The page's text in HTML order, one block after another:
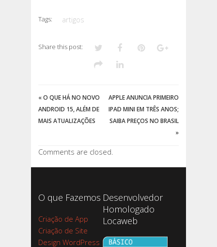
Tags: artigos
Share this post:
«O QUE HÁ NO NOVO
ANDROID 15, ALÉM DE
MAIS ATUALIZAÇÕES
APPLE ANUNCIA PRIMEIRO
IPAD MINI EM TRÊS ANOS;
SAIBA PREÇOS NO BRASIL
»
Comments are closed.
O que Fazemos
Criação de App
Criação de Site
Design WordPress
Desenvolvedor
Homologado
Locaweb